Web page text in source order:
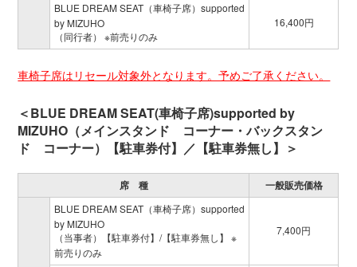
BLUE DREAM SEAT（車椅子席）supported
by MIZUHO
（同行者） ※前売りのみ
16,400円
車椅子席はリセール対象外となります。予めご了承ください。
＜BLUE DREAM SEAT(車椅子席)supported by
MIZUHO（メインスタンド コーナー・バックスタン
ド コーナー）【駐車券付】／【駐車券無し】＞
席 種 一般販売価格
BLUE DREAM SEAT（車椅子席）supported
by MIZUHO
（当事者）【駐車券付】/【駐車券無し】 ※
前売りのみ
7,400円